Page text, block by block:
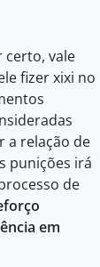
certo, vale
fizer xixi no
a relação de
punições irá
de
em